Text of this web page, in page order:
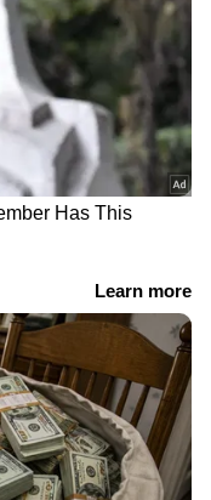
സൂക്ഷ്മ
ഗ്രീൻ,
ഇത്തരം